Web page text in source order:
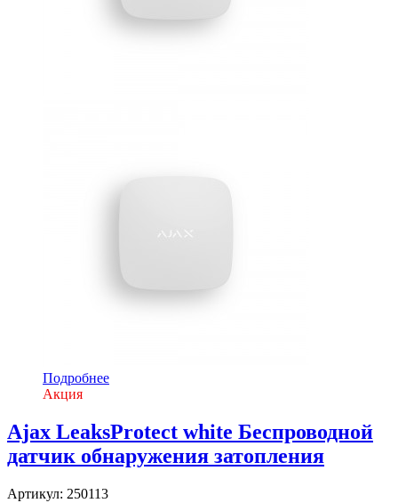
Подробнее
Акция
Ajax LeaksProtect white Беспроводной
датчик обнаружения затопления
Артикул: 250113